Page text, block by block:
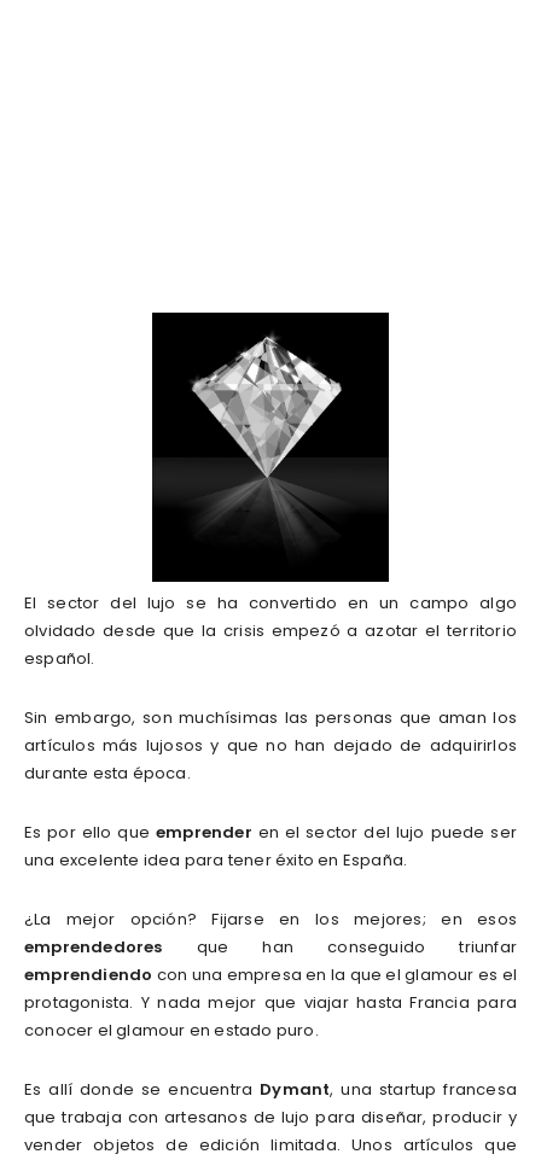
El sector del lujo se ha convertido en un campo algo
olvidado desde que la crisis empezó a azotar el territorio
español.
Sin embargo, son muchísimas las personas que aman los
artículos más lujosos y que no han dejado de adquirirlos
durante esta época.
Es por ello que emprender en el sector del lujo puede ser
una excelente idea para tener éxito en España.
¿La mejor opción? Fijarse en los mejores; en esos
emprendedores que han conseguido triunfar
emprendiendo con una empresa en la que el glamour es el
protagonista. Y nada mejor que viajar hasta Francia para
conocer el glamour en estado puro.
Es allí donde se encuentra Dymant, una startup francesa
que trabaja con artesanos de lujo para diseñar, producir y
vender objetos de edición limitada. Unos artículos que